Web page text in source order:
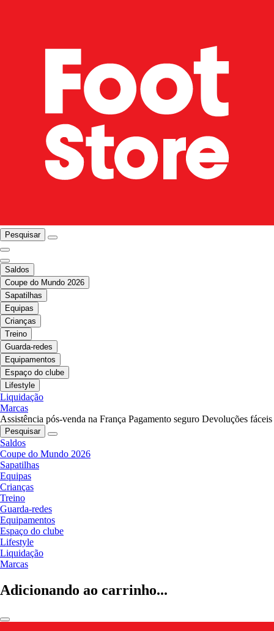
Pesquisar
Saldos
Coupe do Mundo 2026
Sapatilhas
Equipas
Crianças
Treino
Guarda-redes
Equipamentos
Espaço do clube
Lifestyle
Liquidação
Marcas
Assistência pós-venda na França Pagamento seguro Devoluções fáceis
Pesquisar
Saldos
Coupe do Mundo 2026
Sapatilhas
Equipas
Crianças
Treino
Guarda-redes
Equipamentos
Espaço do clube
Lifestyle
Liquidação
Marcas
Adicionando ao carrinho...